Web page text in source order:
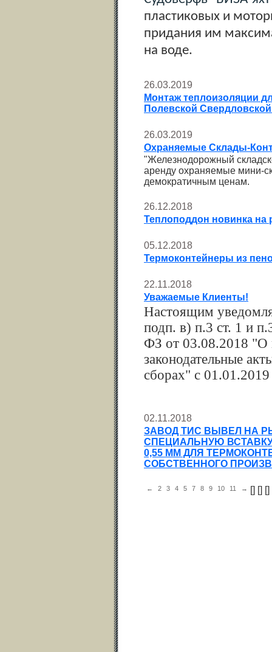
пластиковых и
придания им
на воде.
26.03.2019
Монтаж теплоизоляции
Полевской
26.03.2019
Охраняемые Склады-
"Железнодорожный
аренду охраняемые мини-
демократичным ценам.
26.12.2018
Теплоподдон новинка на
05.12.2018
Термоконтейнеры из
22.11.2018
Уважаемые Клиенты!
Настоящим
подп. в) п.3 ст. 1 и
ФЗ от 03.08.2018 "О
законодательные
сборах" с
02.11.2018
ЗАВОД ТИС ВЫВЕЛ НА
СПЕЦИАЛЬНУЮ
0,55 ММ ДЛЯ
СОБСТВЕННОГО
← [
2 ] [
3 ] [
4 ]
5 7 8 9 10 11 →